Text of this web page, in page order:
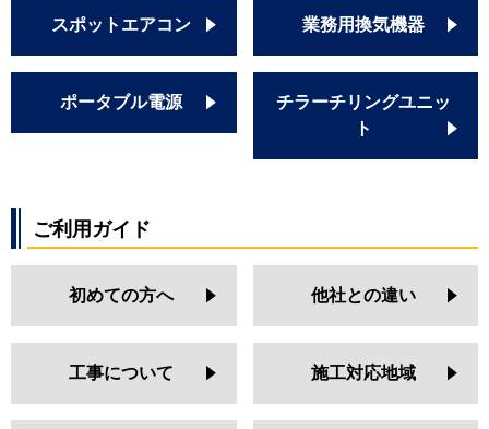
スポットエアコン 業務用換気機器
ポータブル電源
チラーチリングユニッ
ト
ご利用ガイド
初めての方へ 他社との違い
工事について 施工対応地域